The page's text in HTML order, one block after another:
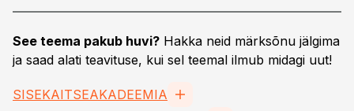
See teema pakub huvi? Hakka neid märksõnu jälgima
ja saad alati teavituse, kui sel teemal ilmub midagi uut!
SISEKAITSEAKADEEMIA